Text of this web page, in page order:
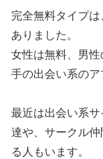
完全無料タイプ
ありました。
女性は無料、男
手の出会い系のア
最近は出会い系
達や、サークル
る人もいます。